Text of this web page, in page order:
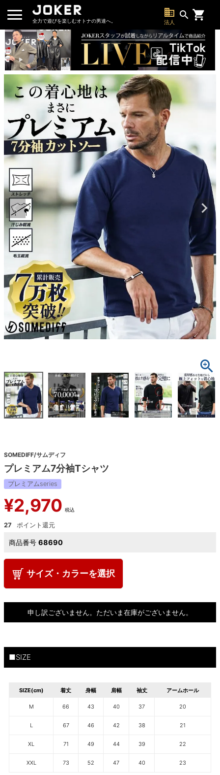
全力で遊びを楽しむオトナの男達へ。
business
法人
search
SOMEDIFF/サムディフ
プレミアム7分袖Tシャツ
プレミアムseries
¥2,970 税込
27
商品番号 68690
サイズ・カラーを選択
申し訳ございません。ただいま在庫がございません。
■SIZE
SIZE(cm) 着丈 身幅 肩幅 袖丈 アームホール
M 66 43 40 37 20
L 67 46 42 38 21
XL 71 49 44 39 22
XXL 73 52 47 40 23